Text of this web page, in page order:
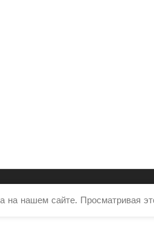
нашем сайте. Просматривая